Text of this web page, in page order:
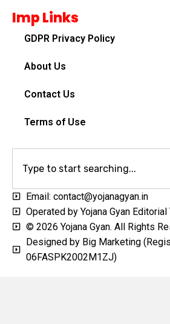
Imp Links
GDPR Privacy Policy
About Us
Contact Us
Terms of Use
Email: contact@yojanagyan.in
Operated by Yojana Gyan Editorial
© 2026 Yojana Gyan. All Rights
Designed by Big Marketing
06FASPK2002M1ZJ)